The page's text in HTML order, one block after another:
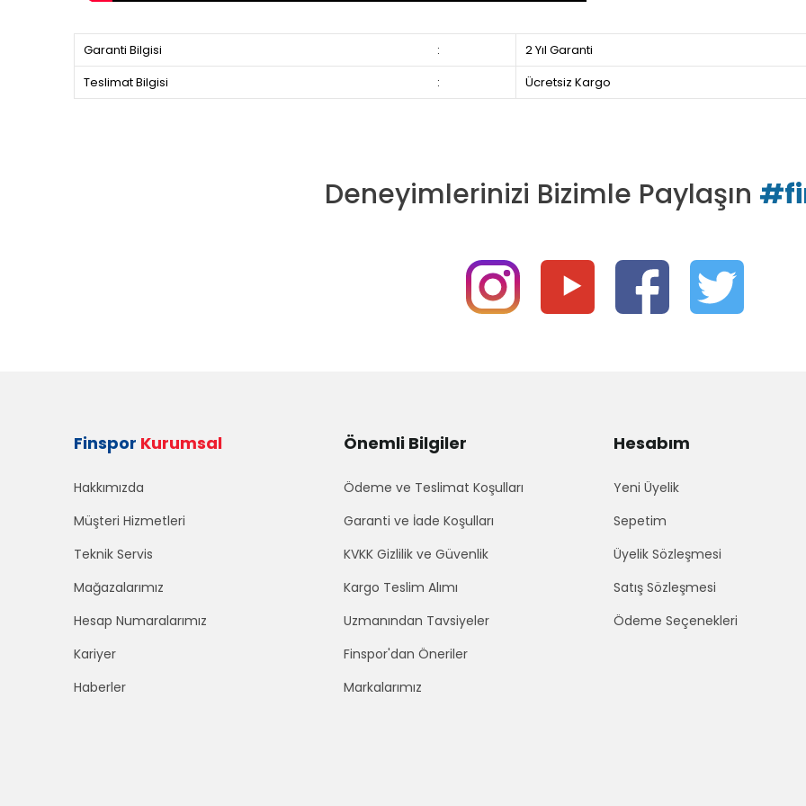
Garanti Bilgisi :
2 Yıl Garanti
Teslimat Bilgisi
: Ücretsiz Kargo
Deneyimlerinizi Bizimle Paylaşın
Finspor Kurumsal
Hakkımızda
Müşteri Hizmetleri
Teknik Servis
Mağazalarımız
Hesap Numaralarımız
Kariyer
Haberler
Önemli Bilgiler
Ödeme ve Teslimat Koşulları
Garanti ve İade Koşulları
KVKK Gizlilik ve Güvenlik
Kargo Teslim Alımı
Uzmanından Tavsiyeler
Finspor'dan Öneriler
Markalarımız
Hesabım
Yeni Üyelik
Sepetim
Üyelik Sözleşmesi
Satış Sözleşmesi
Ödeme Seçenekleri